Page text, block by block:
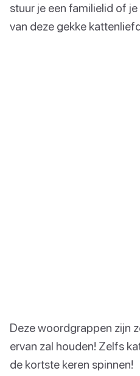
stuur je een familielid of
van deze gekke
Deze woordgrappen zijn
ervan zal houden! Zelfs
de kortste keren spinnen!